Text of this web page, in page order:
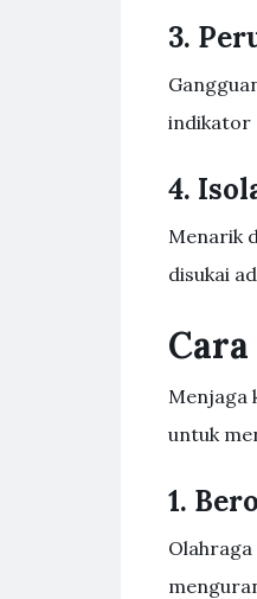
3.
indikator
4.
Menarik
disukai
Menjaga
untuk
1.